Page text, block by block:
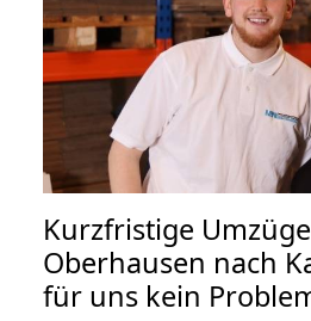
Kurzfristige
Oberhausen nach
für uns kein